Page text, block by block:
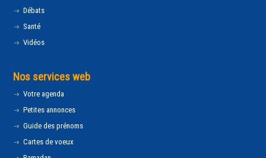
Débats
Santé
Vidéos
Nos services web
Votre agenda
Petites annonces
Guide des prénoms
Cartes de voeux